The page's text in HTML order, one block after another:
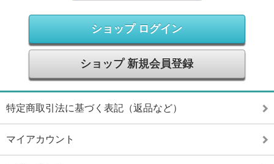
ショップ ログイン
ショップ 新規会員登録
特定商取引法に基づく表記（返品など）
マイアカウント